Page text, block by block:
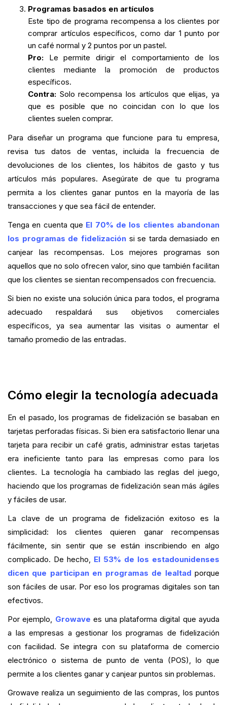
Programas basados en artículos
Este tipo de programa recompensa a los clientes por
comprar artículos específicos, como dar 1 punto por
un café normal y 2 puntos por un pastel.
Pro: Le permite dirigir el comportamiento de los
clientes mediante la promoción de productos
específicos.
Contra: Solo recompensa los artículos que elijas, ya
que es posible que no coincidan con lo que los
clientes suelen comprar.
Para diseñar un programa que funcione para tu empresa,
revisa tus datos de ventas, incluida la frecuencia de
devoluciones de los clientes, los hábitos de gasto y tus
artículos más populares. Asegúrate de que tu programa
permita a los clientes ganar puntos en la mayoría de las
transacciones y que sea fácil de entender.
Tenga en cuenta que El 70% de los clientes abandonan
los programas de fidelizaciónsi se tarda demasiado en
canjear las recompensas. Los mejores programas son
aquellos que no solo ofrecen valor, sino que también facilitan
que los clientes se sientan recompensados con frecuencia.
Si bien no existe una solución única para todos, el programa
adecuado respaldará sus objetivos comerciales
específicos, ya sea aumentar las visitas o aumentar el
tamaño promedio de las entradas.
Cómo elegir la tecnología adecuada
En el pasado, los programas de fidelización se basaban en
tarjetas perforadas físicas. Si bien era satisfactorio llenar una
tarjeta para recibir un café gratis, administrar estas tarjetas
era ineficiente tanto para las empresas como para los
clientes. La tecnología ha cambiado las reglas del juego,
haciendo que los programas de fidelización sean más ágiles
y fáciles de usar.
La clave de un programa de fidelización exitoso es la
simplicidad: los clientes quieren ganar recompensas
fácilmente, sin sentir que se están inscribiendo en algo
complicado. De hecho, El 53% de los estadounidenses
dicen que participan en programas de lealtad porque
son fáciles de usar. Por eso los programas digitales son tan
efectivos.
Por ejemplo, Growave es una plataforma digital que ayuda
a las empresas a gestionar los programas de fidelización
con facilidad. Se integra con su plataforma de comercio
electrónico o sistema de punto de venta (POS), lo que
permite a los clientes ganar y canjear puntos sin problemas.
Growave realiza un seguimiento de las compras, los puntos